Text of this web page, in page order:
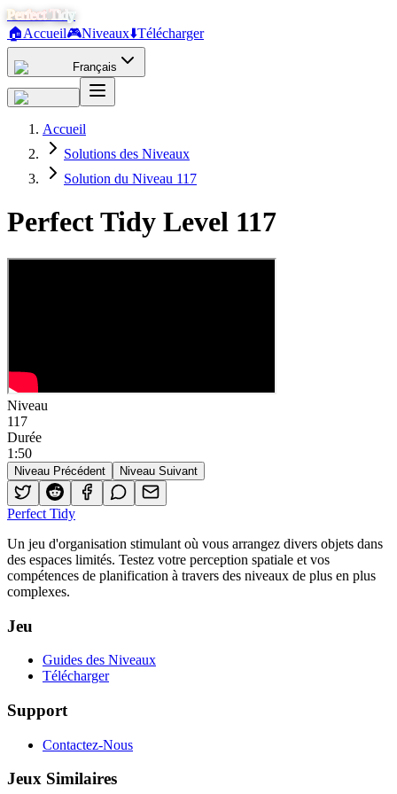
Perfect Tidy
🏠Accueil🎮Niveaux⬇️Télécharger
Français
Accueil
Solutions des Niveaux
Solution du Niveau 117
Perfect Tidy Level 117
Niveau
117
Durée
1 :50
Niveau Précédent Niveau Suivant
Perfect Tidy
Un jeu d'organisation stimulant où vous arrangez divers objets dans
des espaces limités. Testez votre perception spatiale et vos
compétences de planification à travers des niveaux de plus en plus
complexes.
Jeu
Guides des Niveaux
Télécharger
Support
Contactez-Nous
Jeux Similaires